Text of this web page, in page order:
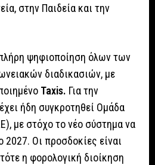
στην Παιδεία και την
ψηφιοποίηση όλων των
διαδικασιών, με
Taxis. Για την
ήδη συγκροτηθεί Ομάδα
με στόχο το νέο σύστημα να
2027. Οι προσδοκίες είναι
η φορολογική διοίκηση